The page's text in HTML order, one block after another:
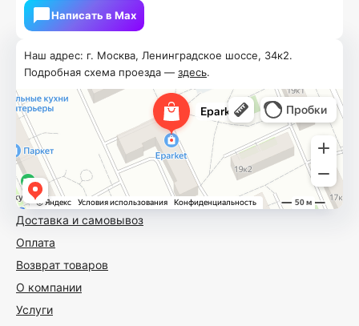
Доставка и самовывоз
Оплата
Возврат товаров
О компании
Услуги
Наш адрес: г. Москва, Ленинградское шоссе, 34к2.
Подробная схема проезда — здесь.
Написать в Мах